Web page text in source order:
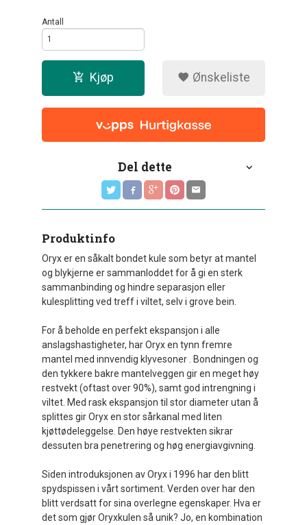
Antall
Kjøp Ønskeliste
Del dette
Produktinfo
Oryx er en såkalt bondet kule som betyr at mantel
og blykjerne er sammanloddet for å gi en sterk
sammanbinding og hindre separasjon eller
kulesplitting ved treff i viltet, selv i grove bein.
For å beholde en perfekt ekspansjon i alle
anslagshastigheter, har Oryx en tynn fremre
mantel med innvendig klyvesoner . Bondningen og
den tykkere bakre mantelveggen gir en meget høy
restvekt (oftast over 90%), samt god intrengning i
viltet. Med rask ekspansjon til stor diameter utan å
splittes gir Oryx en stor sårkanal med liten
kjøttødeleggelse. Den høye restvekten sikrar
dessuten bra penetrering og høg energiavgivning.
Siden introduksjonen av Oryx i 1996 har den blitt
spydspissen i vårt sortiment. Verden over har den
blitt verdsatt for sina overlegne egenskaper. Hva er
det som gjør Oryxkulen så unik? Jo, en kombination